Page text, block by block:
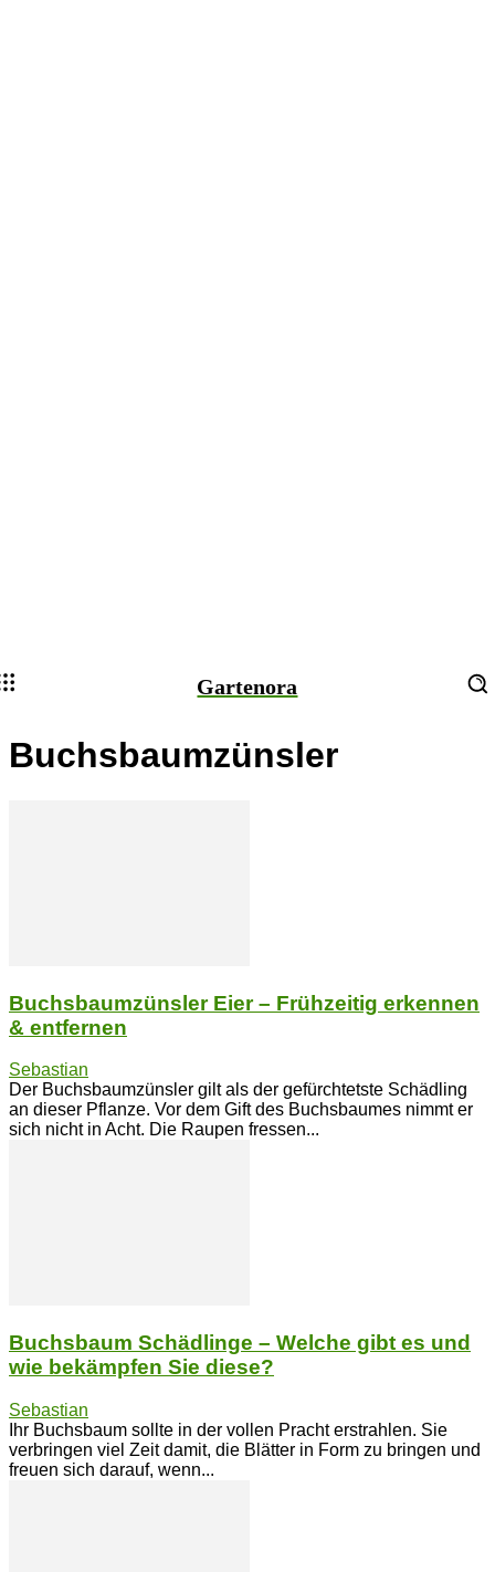
Gartenora
Buchsbaumzünsler
Buchsbaumzünsler Eier – Frühzeitig erkennen
& entfernen
Sebastian
Der Buchsbaumzünsler gilt als der gefürchtetste Schädling
an dieser Pflanze. Vor dem Gift des Buchsbaumes nimmt er
sich nicht in Acht. Die Raupen fressen...
Buchsbaum Schädlinge – Welche gibt es und
wie bekämpfen Sie diese?
Sebastian
Ihr Buchsbaum sollte in der vollen Pracht erstrahlen. Sie
verbringen viel Zeit damit, die Blätter in Form zu bringen und
freuen sich darauf, wenn...